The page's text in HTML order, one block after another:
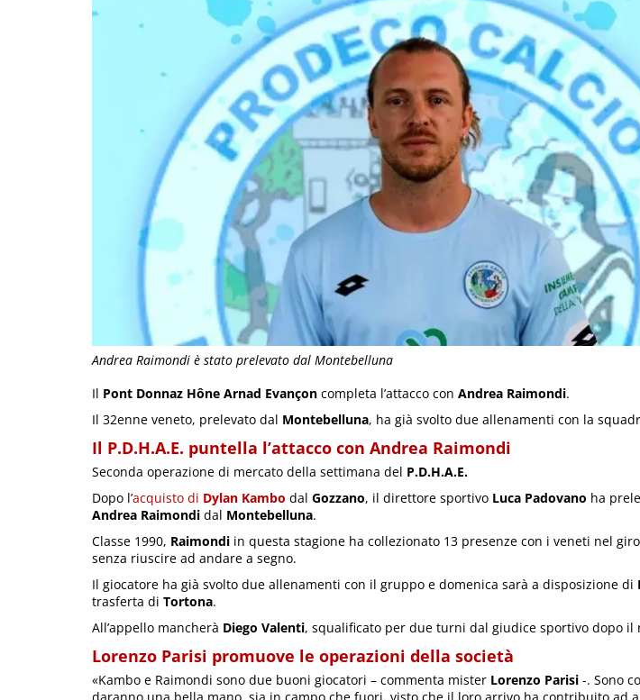
Andrea Raimondi è stato prelevato dal Montebelluna
Il Pont Donnaz Hône Arnad Evançon completa l’attacco con Andrea Raimondi.
Il 32enne veneto, prelevato dal Montebelluna, ha già svolto due allenamenti con la
Il P.D.H.A.E. puntella l’attacco con Andrea Raimondi
Seconda operazione di mercato della settimana del P.D.H.A.E.
Dopo l’acquisto di Dylan Kambo dal Gozzano, il direttore sportivo Luca Padovano ha
Andrea Raimondi dal Montebelluna.
Classe 1990, Raimondi in questa stagione ha collezionato 13 presenze con i veneti nel
senza riuscire ad andare a segno.
Il giocatore ha già svolto due allenamenti con il gruppo e domenica sarà a disposizione di
trasferta di Tortona.
All’appello mancherà Diego Valenti, squalificato per due turni dal giudice sportivo dopo il
Lorenzo Parisi promuove le operazioni della società
«Kambo e Raimondi sono due buoni giocatori – commenta mister Lorenzo Parisi -. Sono